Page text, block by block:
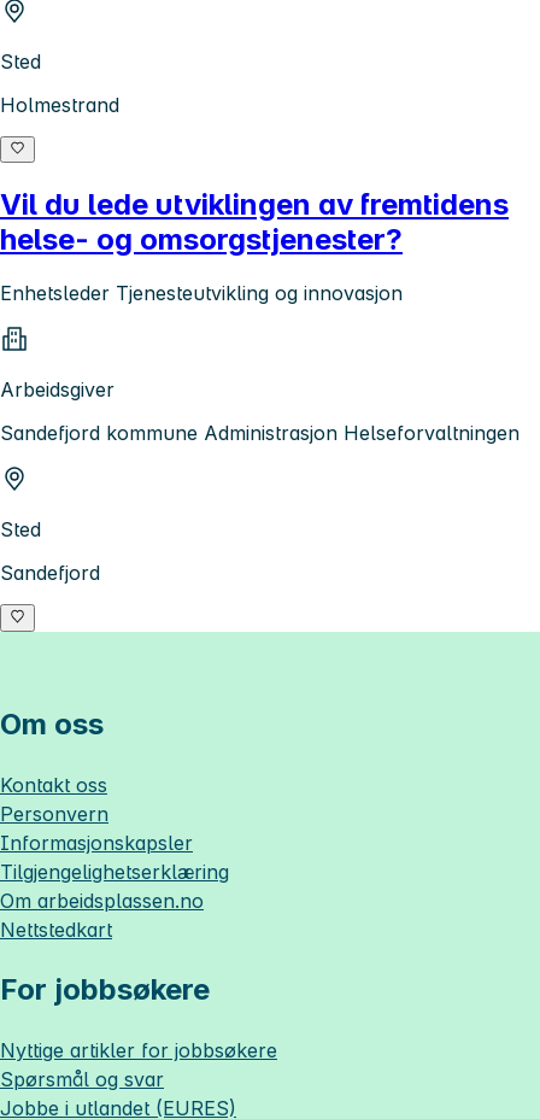
Sted
Holmestrand
Vil du lede utviklingen av fremtidens
helse- og omsorgstjenester?
Enhetsleder Tjenesteutvikling og innovasjon
Arbeidsgiver
Sandefjord kommune Administrasjon Helseforvaltningen
Sted
Sandefjord
Om oss
Kontakt oss
Personvern
Informasjonskapsler
Tilgjengelighetserklæring
Om arbeidsplassen.no
Nettstedkart
For jobbsøkere
Nyttige artikler for jobbsøkere
Spørsmål og svar
Jobbe i utlandet (EURES)